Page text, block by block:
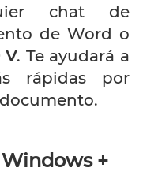
chat de
de Word o
V. Te ayudará a
rápidas por
+